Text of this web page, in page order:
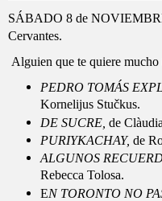
SÁBADO 8 de
Cervantes.
Alguien que te quiere mucho
PEDRO TOMÁS
Kornelijus Stučkus.
DE SUCRE, de
PURIYKACHAY, de
ALGUNOS
Rebecca Tolosa.
EN TORONTO NO